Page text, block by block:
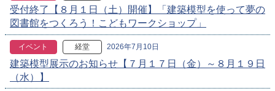
受付終了【８月１日（土）開催】「建築模型を使って夢の
図書館をつくろう！こどもワークショップ」
イベント 経堂 2026年7月10日
建築模型展示のお知らせ【７月１７日（金）～８月１９日
（水）】